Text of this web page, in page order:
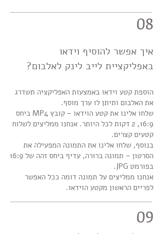
08
איך אפשר להוסיף וידאו
באפליקציית לייב לינק לאלבום?
הוספת קטע וידאו באמצעות האפליקציה תשדרג
את האלבום ותיתן לו ערך מוסף.
שלחו אלינו את קטע הוידאו – קובץ MP4 ביחס
16:9, 2 דקות לכל היותר. אנחנו ממליצים לשלוח
קטעים קצרים.
בנוסף, שלחו אלינו את התמונה המפעילה את
הסרטון – תמונה ברורה, עדיף ביחס זהה של 16:9
בפורמט JPG.
אנחנו ממליצים על תמונה דומה ככל האפשר
לפריים הראשון מקטע הוידאו.
09